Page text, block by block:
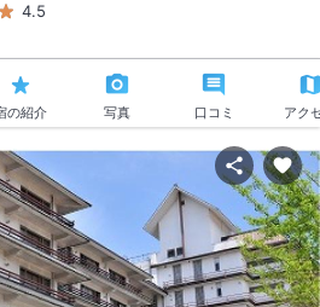
4.5
の紹介 写真 口コミ アク